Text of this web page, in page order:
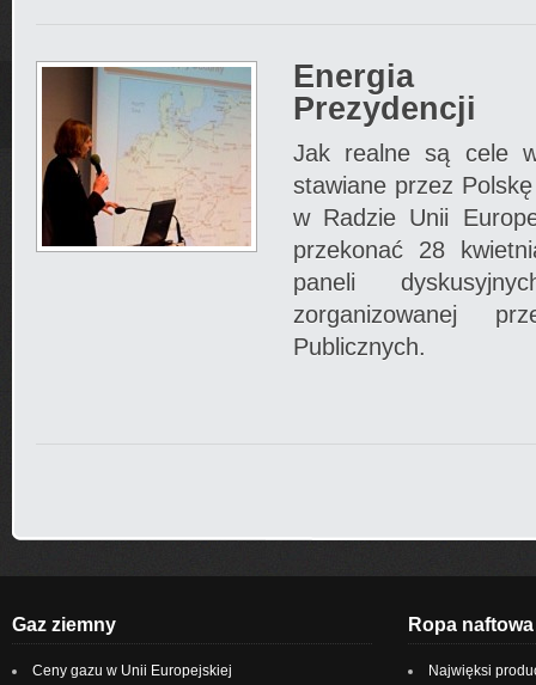
Energia
Prezydencji
Jak realne są cele
stawiane przez
w Radzie Unii
przekonać 28
paneli
zorganizowanej
Publicznych.
Gaz ziemny
Ceny gazu w Unii Europejskiej
Ropa naftowa
Najwięksi